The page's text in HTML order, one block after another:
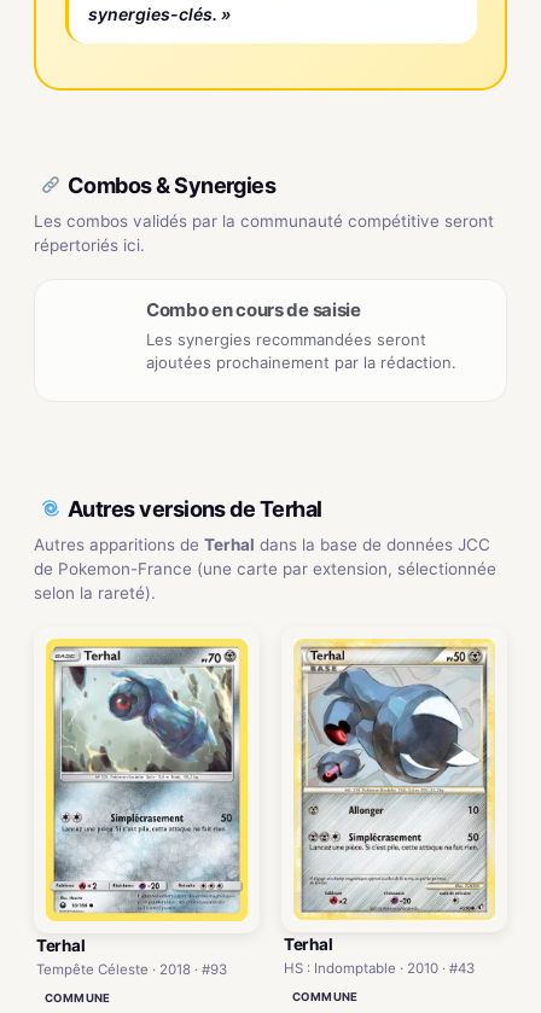
synergies-clés. »
Combos & Synergies
Les combos validés par la communauté compétitive seront
répertoriés ici.
Combo en cours de saisie
Les synergies recommandées seront
ajoutées prochainement par la rédaction.
Autres versions de Terhal
Autres apparitions de Terhal dans la base de données JCC
de Pokemon-France (une carte par extension, sélectionnée
selon la rareté).
Terhal
Tempête Céleste · 2018 · #93
COMMUNE
Terhal
HS : Indomptable · 2010 · #43
COMMUNE